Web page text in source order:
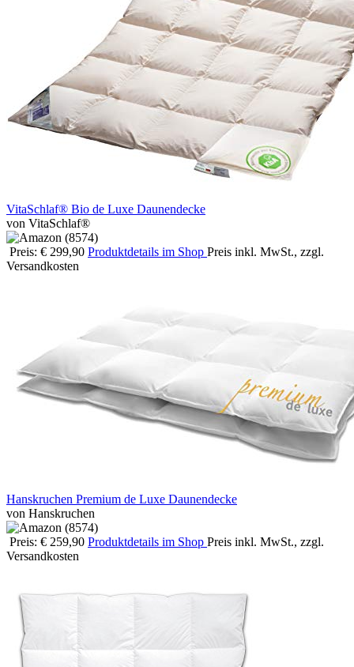
VitaSchlaf® Bio de Luxe Daunendecke
von VitaSchlaf®
Preis: € 299,90 Produktdetails im Shop Preis inkl. MwSt., zzgl.
Versandkosten
Hanskruchen Premium de Luxe Daunendecke
von Hanskruchen
Preis: € 259,90 Produktdetails im Shop Preis inkl. MwSt., zzgl.
Versandkosten